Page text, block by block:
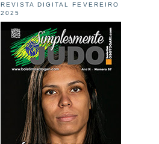
REVISTA DIGITAL FEVEREIRO
2025